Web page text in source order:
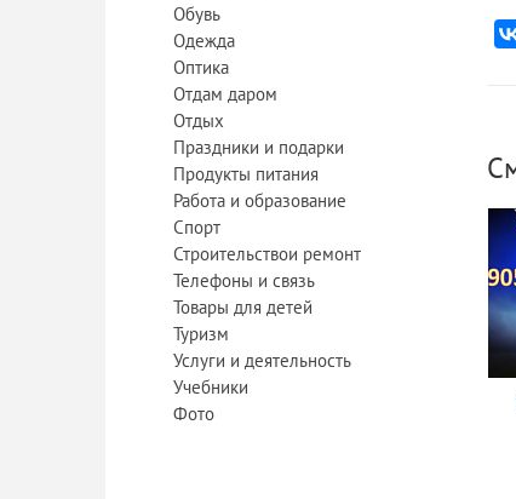
Обувь
Одежда
Оптика
Отдам даром
Отдых
Праздники и подарки
Продукты питания
Работа и образование
Спорт
Строительствои ремонт
Телефоны и связь
Товары для детей
Туризм
Услуги и деятельность
Учебники
Фото